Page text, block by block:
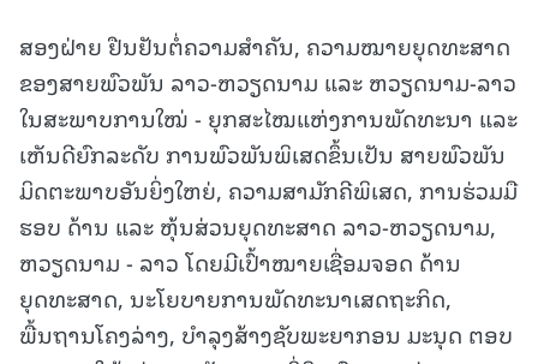
ສອງຝ່າຍ ຢືນຢັນຕໍ່ຄວາມສໍາຄັນ, ຄວາມໝາຍຍຸດທະສາດ
ຂອງສາຍພົວພັນ ລາວ-ຫວຽດນາມ ແລະ ຫວຽດນາມ-ລາວ
ໃນສະພາບການໃໝ່ - ຍຸກສະໄໝແຫ່ງການພັດທະນາ ແລະ
ເຫັນດີຍົກລະດັບ ການພົວພັນພິເສດຂຶ້ນເປັນ ສາຍພົວພັນ
ມິດຕະພາບອັນຍິ່ງໃຫຍ່, ຄວາມສາມັກຄີພິເສດ, ການຮ່ວມມື
ຮອບ ດ້ານ ແລະ ຫຸ້ນສ່ວນຍຸດທະສາດ ລາວ-ຫວຽດນາມ,
ຫວຽດນາມ - ລາວ ໂດຍມີເປົ້າໝາຍເຊື່ອມຈອດ ດ້ານ
ຍຸດທະສາດ, ນະໂຍບາຍການພັດທະນາເສດຖະກິດ,
ພື້ນຖານໂຄງລ່າງ, ບໍາລຸງສ້າງຊັບພະຍາກອນ ມະນຸດ ຕອບ